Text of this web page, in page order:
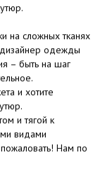
на сложных тканях
одежды
– быть на шаг
и хотите
и тягой к
видами
Нам по